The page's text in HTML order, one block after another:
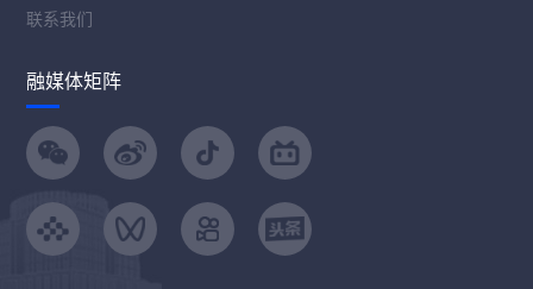
联系我们
融媒体矩阵